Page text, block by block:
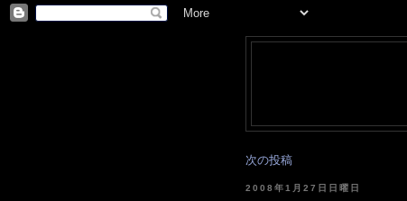
次の投稿
2008年1月27日日曜日